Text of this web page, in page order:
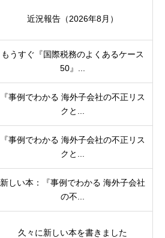
近況報告（2026年8月）
もうすぐ『国際税務のよくあるケース
50』...
『事例でわかる 海外子会社の不正リス
クと...
『事例でわかる 海外子会社の不正リス
クと...
新しい本：『事例でわかる 海外子会社
の不...
久々に新しい本を書きました